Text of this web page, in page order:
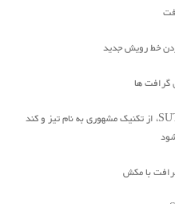
خط رویش جدید
گرافت ها
در روش SUT، از تکنیک مشهوری به نام تیز و کند
با مکش